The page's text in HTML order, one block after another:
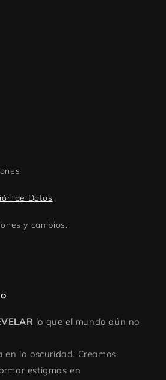
de Datos
y cambios.
lo que el mundo aún no
la oscuridad. Creamos
estigmas en